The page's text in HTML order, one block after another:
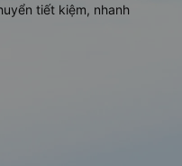
tiết kiệm, nhanh